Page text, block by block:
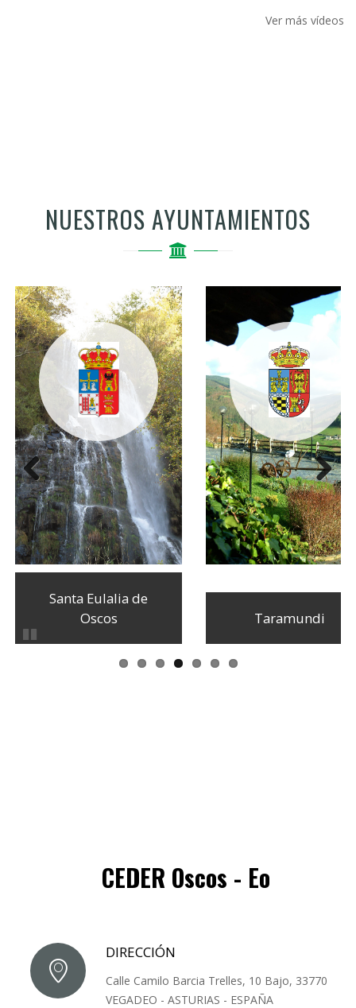
Ver más vídeos
NUESTROS AYUNTAMIENTOS
Santa Eulalia de
Oscos
Taramundi
Anterior Siguiente
CEDER Oscos - Eo
DIRECCIÓN
Calle Camilo Barcia Trelles, 10 Bajo, 33770
VEGADEO - ASTURIAS - ESPAÑA